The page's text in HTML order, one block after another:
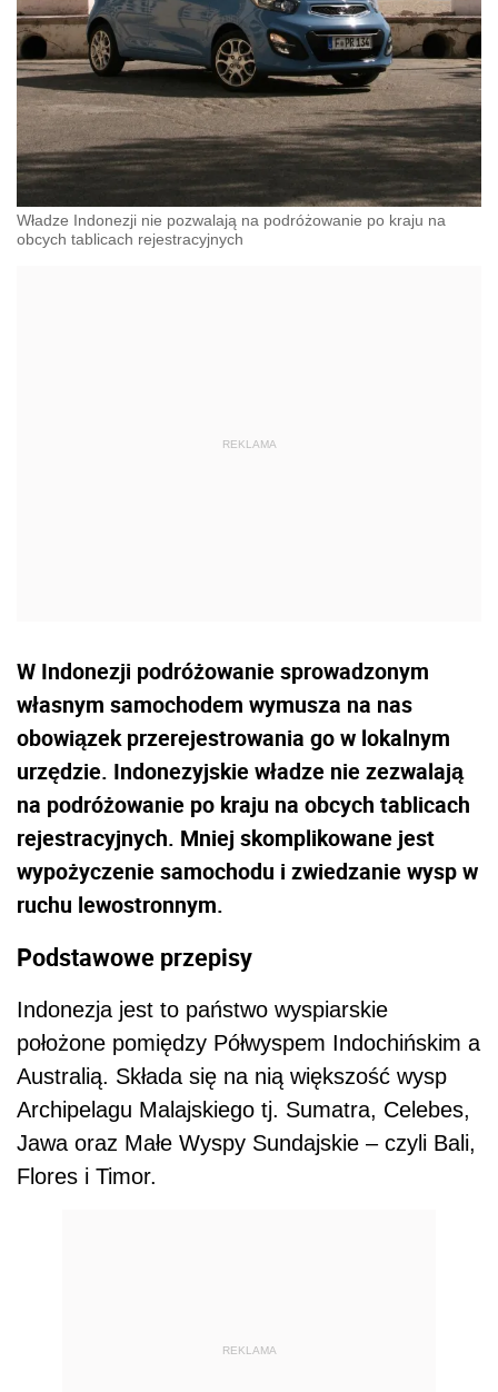
Władze Indonezji nie pozwalają na podróżowanie po kraju na
obcych tablicach rejestracyjnych
W Indonezji podróżowanie sprowadzonym
własnym samochodem wymusza na nas
obowiązek przerejestrowania go w lokalnym
urzędzie. Indonezyjskie władze nie zezwalają
na podróżowanie po kraju na obcych tablicach
rejestracyjnych. Mniej skomplikowane jest
wypożyczenie samochodu i zwiedzanie wysp w
ruchu lewostronnym.
Podstawowe przepisy
Indonezja jest to państwo wyspiarskie
położone pomiędzy Półwyspem Indochińskim a
Australią. Składa się na nią większość wysp
Archipelagu Malajskiego tj. Sumatra, Celebes,
Jawa oraz Małe Wyspy Sundajskie – czyli Bali,
Flores i Timor.
REKLAMA